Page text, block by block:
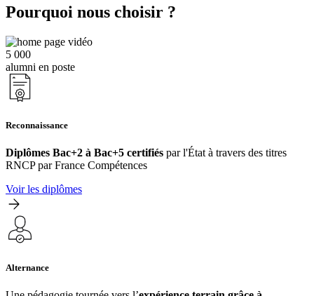
Pourquoi nous choisir ?
5 000
alumni en poste
Reconnaissance
Diplômes Bac+2 à Bac+5 certifiés par l'État à travers des titres
RNCP par France Compétences
Voir les diplômes
Alternance